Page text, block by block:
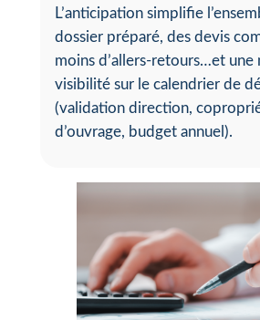
L’anticipation simplifie
dossier préparé, des devis
moins d’allers-retours…et une
visibilité sur le calendrier de
(validation direction,
d’ouvrage, budget annuel).